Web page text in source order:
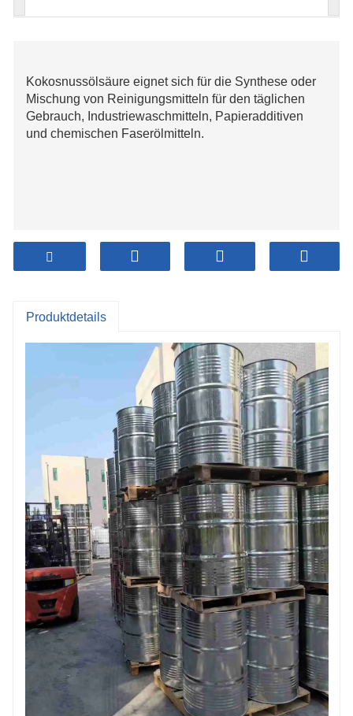
Kokosnussölsäure eignet sich für die Synthese oder
Mischung von Reinigungsmitteln für den täglichen
Gebrauch, Industriewaschmitteln, Papieradditiven
und chemischen Faserölmitteln.
Produktdetails